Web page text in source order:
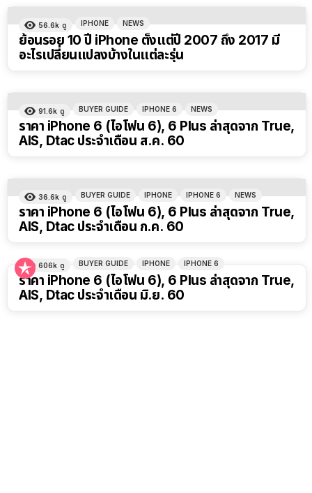
56.6k ดู IPHONE NEWS
ย้อนรอย 10 ปี iPhone ตั้งแต่ปี 2007 ถึง 2017 มี
อะไรเปลี่ยนแปลงบ้างในแต่ละรุ่น
91.6k ดู BUYER GUIDE IPHONE 6 NEWS
ราคา iPhone 6 (ไอโฟน 6), 6 Plus ล่าสุดจาก True,
AIS, Dtac ประจำเดือน ส.ค. 60
36.6k ดู BUYER GUIDE IPHONE IPHONE 6 NEWS
ราคา iPhone 6 (ไอโฟน 6), 6 Plus ล่าสุดจาก True,
AIS, Dtac ประจำเดือน ก.ค. 60
606k ดู BUYER GUIDE IPHONE IPHONE 6
ราคา iPhone 6 (ไอโฟน 6), 6 Plus ล่าสุดจาก True,
AIS, Dtac ประจำเดือน มิ.ย. 60